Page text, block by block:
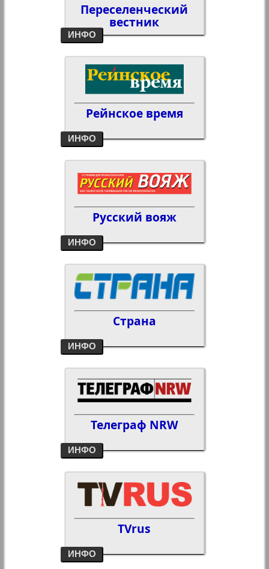
Переселенческий
вестник
ИНФО
Рейнское время
ИНФО
Русский вояж
ИНФО
Страна
ИНФО
Телеграф NRW
ИНФО
TVrus
ИНФО